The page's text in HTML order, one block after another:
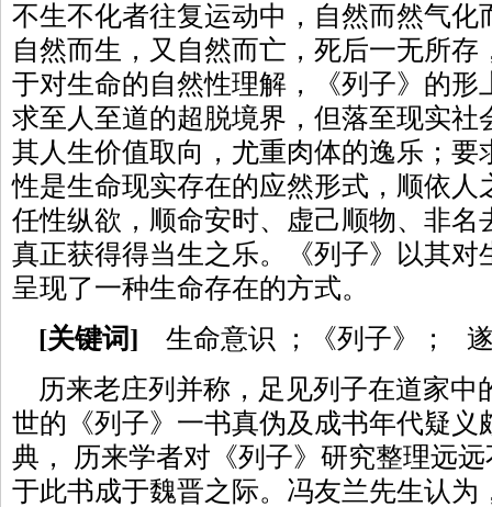
不生不化者往复运动中，自然而然气化
自然而生，又自然而亡，死后一无所
于对生命的自然性理解，《列子》的形
求至人至道的超脱境界，但落至现实社
其人生价值取向，尤重肉体的逸乐；要
性是生命现实存在的应然形式，顺依人
任性纵欲，顺命安时、虚己顺物、非名
真正获得得当生之乐。《列子》以其对
呈现了一种生命存在的方式。
[关键词] 生命意识 ；《列子》；
历来老庄列并称，足见列子在道家中
世的《列子》一书真伪及成书年代疑义
典， 历来学者对《列子》研究整理远
于此书成于魏晋之际。冯友兰先生认为